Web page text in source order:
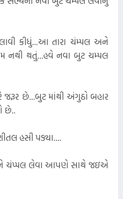
કીધું...આ તારા ચંમ્પલ અને
નથી થતું...હવે નવા બુટ ચમ્પલ
જરૂર છે...બુટ માંથી અંગુઠો બહાર
છે..
હસી પડ્યા....
લેવા આપણે સાથે જઇએ